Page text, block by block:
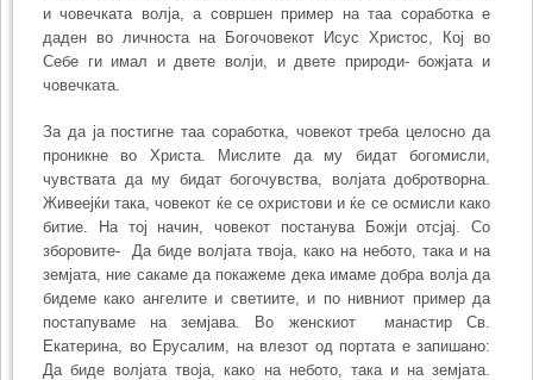
и човечката волја, а совршен пример на таа соработка е
даден во личноста на Богочовекот Исус Христос, Кој во
Себе ги имал и двете волји, и двете природи- божјата и
човечката.
За да ја постигне таа соработка, човекот треба целосно да
проникне во Христа. Мислите да му бидат богомисли,
чувствата да му бидат богочувства, волјата добротворна.
Живеејќи така, човекот ќе се охристови и ќе се осмисли како
битие. На тој начин, човекот постанува Божји отсјај. Со
зборовите- Да биде волјата твоја, како на небото, така и на
земјата, ние сакаме да покажеме дека имаме добра волја да
бидеме како ангелите и светиите, и по нивниот пример да
постапуваме на земјава. Во женскиот манастир Св.
Екатерина, во Ерусалим, на влезот од портата е запишано:
Да биде волјата твоја, како на небото, така и на земјата.